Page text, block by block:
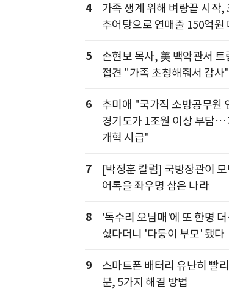
4
가족 생계 위해 벼랑끝 시작,
추어탕으로 연매출 150억원
5
손현보 목사, 美 백악관서 트
접견 "가족 초청해줘서 감사"
6
추미애 "국가직 소방공무원
경기도가 1조원 이상 부담…
개혁 시급"
7
[박정훈 칼럼] 국방장관이
어록을 좌우명 삼은 나라
8
'독수리 오남매'에 또 한명
싫다더니 '다둥이 부모' 됐다
9
스마트폰 배터리 유난히 빨
분, 5가지 해결 방법